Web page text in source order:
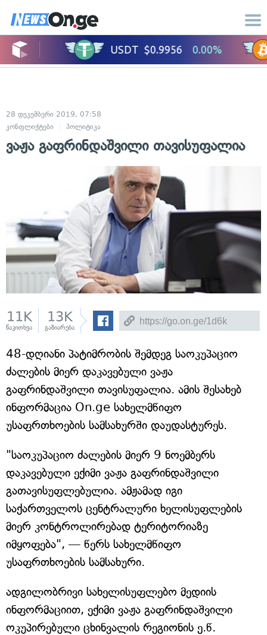
28 დეკემბერი 2019, 07:58
კონფლიქტები
პოლიტიკა
ვაჟა გაფრინდაშვილი თავისუფალია
11K
წაკითხვა
13K
გაზიარება
48-დღიანი პატიმრობის შემდეგ საოკუპაციო
ძალების მიერ დაკავებული ვაჟა
გაფრინდაშვილი თავისუფალია. ამის შესახებ
ინფორმაცია On.ge სახელმწიფო
უსაფრთხოების სამსახურში დაუდასტურეს.
"საოკუპაციო ძალების მიერ 9 ნოემბერს
დაკავებული ექიმი ვაჟა გაფრინდაშვილი
გათავისუფლებულია. ამჟამად იგი
საქართველოს ცენტრალური ხელისუფლების
მიერ კონტროლირებად ტერიტორიაზე
იმყოფება", — წერს სახელმწიფო
უსაფრთხოების სამსახური.
ადგილობრივი სახელისუფლებო მედიის
ინფორმაციით, ექიმი ვაჟა გაფრინდაშვილი
ოკუპირებული ცხინვალის რეგიონის ე.წ.